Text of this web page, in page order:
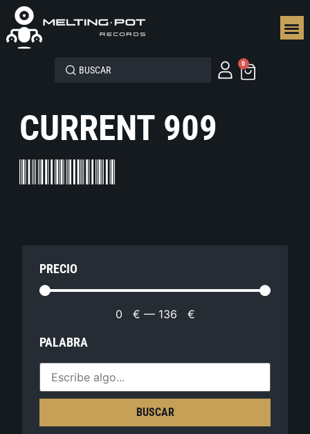
0
CURRENT 909
PRECIO
0 € — 136 €
PALABRA
BUSCAR